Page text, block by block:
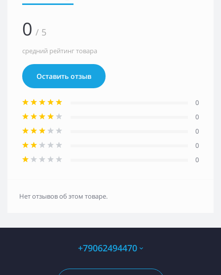
0 / 5
средний рейтинг товара
Оставить отзыв
0
0
0
0
0
Нет отзывов об этом товаре.
+79062494470